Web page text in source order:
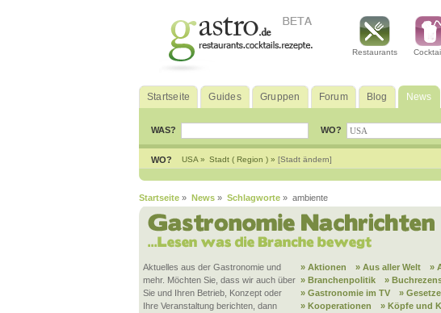
Restaurants
Startseite Guides Gruppen Forum Blog News
WAS? WO?
WO? USA » Stadt ( Region ) » [Stadt ändern]
Startseite » News » Schlagworte » ambiente
Aktuelles aus der Gastronomie und
mehr. Möchten Sie, dass wir auch über
Sie und Ihren Betrieb, Konzept oder
Ihre Veranstaltung berichten, dann
» Aktionen » Aus aller Welt »
» Branchenpolitik
»
» Gastronomie im TV
»
» Kooperationen
» Köpfe und